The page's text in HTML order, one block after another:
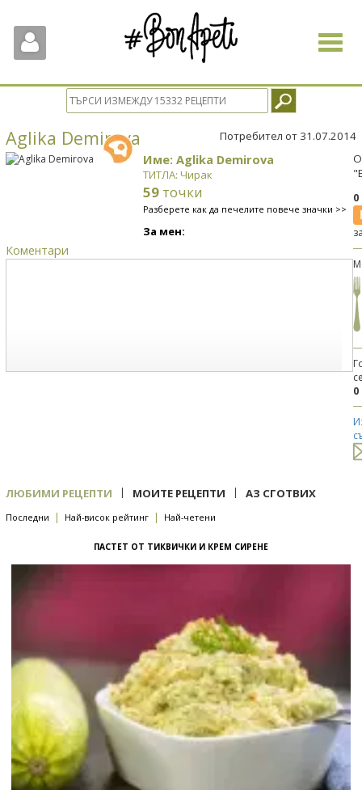
Toggle
Aglika Demirova Потребител от 31.07.2014
Име: Aglika Demirova
ТИТЛА: Чирак
59 точки
Разберете как да печелите повече значки >>
За мен:
Коментари
0
ЛЮБИМИ РЕЦЕПТИ | МОИТЕ РЕЦЕПТИ | АЗ СГОТВИХ
Последни | Най-висок рейтинг | Най-четени
ПАСТЕТ ОТ ТИКВИЧКИ И КРЕМ СИРЕНЕ